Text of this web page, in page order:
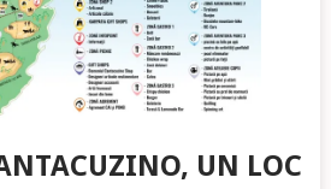
UN LOC